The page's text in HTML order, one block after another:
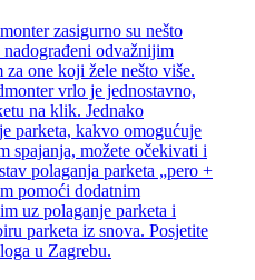
zasigurno su nešto
nadograđeni odvažnijim
one koji žele nešto više.
vrlo je jednostavno,
na klik. Jednako
parketa, kakvo omogućuje
spajanja, možete očekivati i
polaganja parketa „pero +
pomoći dodatnim
uz polaganje parketa i
parketa iz snova. Posjetite
u Zagrebu.